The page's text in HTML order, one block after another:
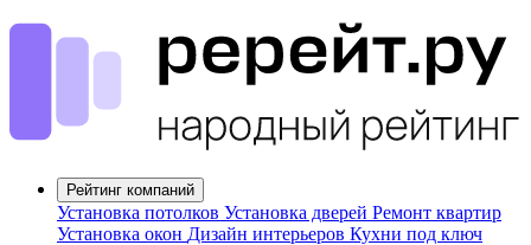
Рейтинг компаний
Установка потолков Установка дверей Ремонт квартир
Установка окон Дизайн интерьеров Кухни под ключ